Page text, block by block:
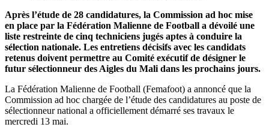
Après l’étude de 28 candidatures, la Commission ad hoc mise
en place par la Fédération Malienne de Football a dévoilé une
liste restreinte de cinq techniciens jugés aptes à conduire la
sélection nationale. Les entretiens décisifs avec les candidats
retenus doivent permettre au Comité exécutif de désigner le
futur sélectionneur des Aigles du Mali dans les prochains jours.
La Fédération Malienne de Football (Femafoot) a annoncé que la
Commission ad hoc chargée de l’étude des candidatures au poste de
sélectionneur national a officiellement démarré ses travaux le
mercredi 13 mai.